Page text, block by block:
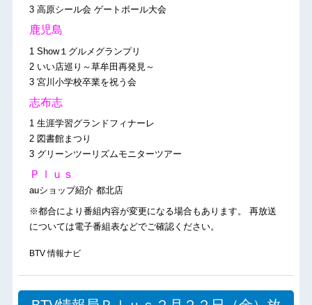
3 高原シール会 ゲートボール大会
鹿児島
1 Show１グルメグランプリ
2 いい店巡り～草牟田再発見～
3 宮川小学校卒業を祝う会
志布志
1 生涯学習グランドフィナーレ
2 図書館まつり
3 グリーンツーリズムモニターツアー
Ｐｌｕｓ
auショップ紹介 都北店
※都合により番組内容が変更になる場合もあります。 再放送
については電子番組表などでご確認ください。
BTV 情報ナビ